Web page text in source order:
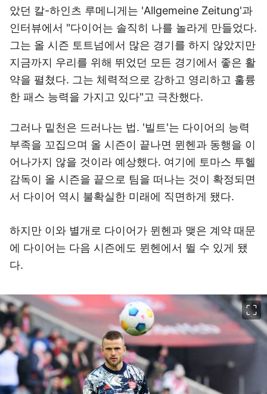
았던 칼-하인츠 루메니게는 'Allgemeine Zeitung'과
인터뷰에서 "다이어는 솔직히 나를 놀라게 만들었다.
그는 올 시즌 토트넘에서 많은 경기를 하지 않았지만
지금까지 우리를 위해 뛰었던 모든 경기에서 좋은 활
약을 펼쳤다. 그는 체력적으로 강하고 영리하고 훌륭
한 패스 능력을 가지고 있다"고 극찬했다.
그러나 밑천은 드러나는 법. '빌트'는 다이어의 능력
부족을 꼬집으며 올 시즌이 끝나면 뮌헨과 동행을 이
어나가지 않을 것이라 예상했다. 여기에 토마스 투헬
감독이 올 시즌을 끝으로 팀을 떠나는 것이 확정되면
서 다이어 역시 불확실한 미래에 직면하게 됐다.
하지만 이와 별개로 다이어가 뮌헨과 맺은 계약 때문
에 다이어는 다음 시즌에도 뮌헨에서 뛸 수 있게 됐
다.